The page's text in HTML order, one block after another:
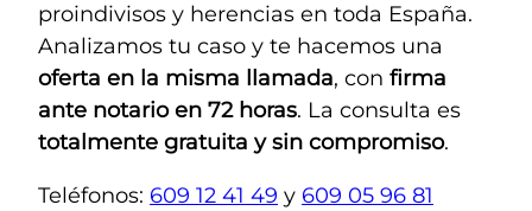
proindivisos y herencias en toda España.
Analizamos tu caso y te hacemos una
oferta en la misma llamada, con firma
ante notario en 72 horas. La consulta es
totalmente gratuita y sin compromiso.
Teléfonos: 609 12 41 49 y 609 05 96 81